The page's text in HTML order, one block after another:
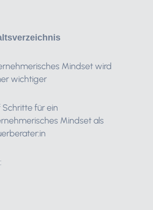
Mindset wird
wichtiger
Schritte für ein
Mindset als